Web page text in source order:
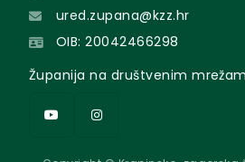
ured.zupana@kzz.hr
OIB: 20042466298
Županija na društvenim